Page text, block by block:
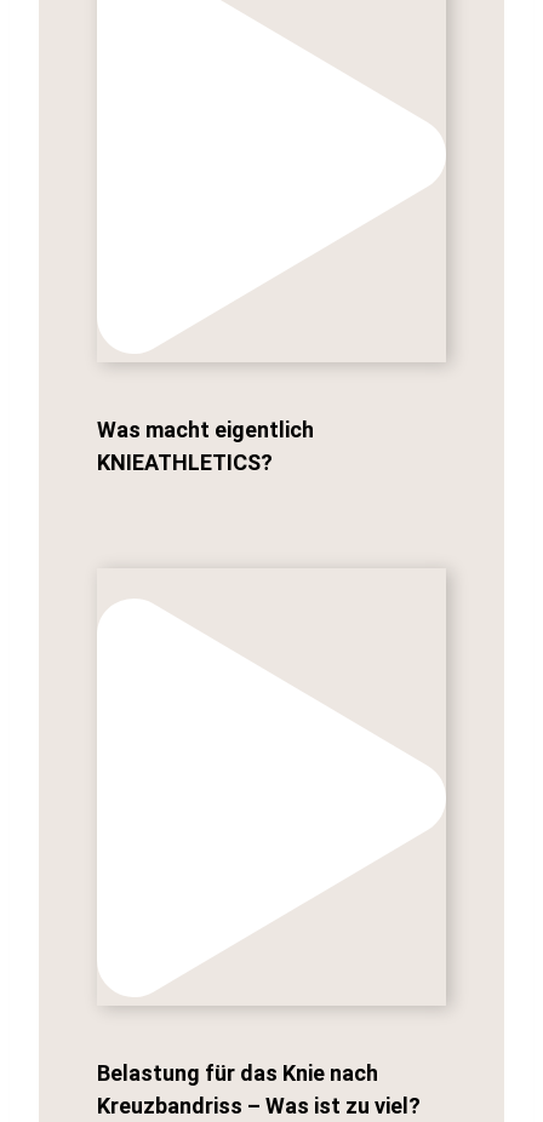
Was macht eigentlich
KNIEATHLETICS?
Belastung für das Knie nach
Kreuzbandriss – Was ist zu viel?